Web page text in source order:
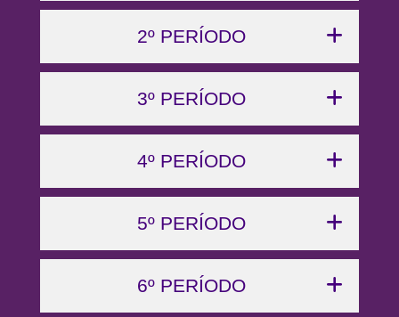
2º PERÍODO
3º PERÍODO
4º PERÍODO
5º PERÍODO
6º PERÍODO